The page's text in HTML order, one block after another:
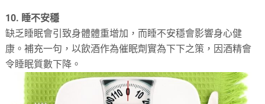
10. 睡不安穩
缺乏睡眠會引致身體體重增加，而睡不安穩會影響身心健
康。補充一句，以飲酒作為催眠劑實為下下之策，因酒精會
令睡眠質數下降。